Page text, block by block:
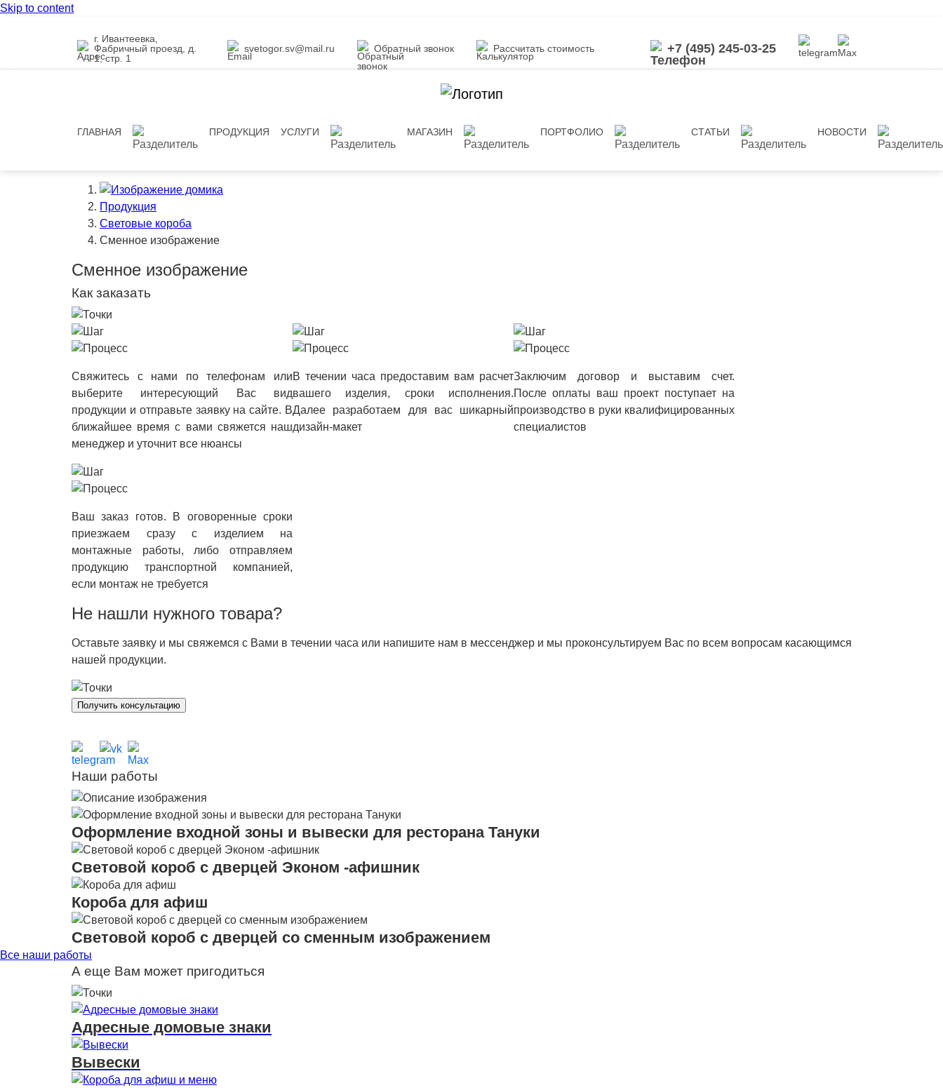
Skip to content
г. Ивантеевка,
Фабричный проезд, д.
1, стр. 1
svetogor.sv@mail.ru Обратный звонок Рассчитать стоимость +7 (495) 245-03-25
ГЛАВНАЯ ПРОДУКЦИЯ УСЛУГИ МАГАЗИН ПОРТФОЛИО СТАТЬИ НОВОСТИ
Продукция
Световые короба
Сменное изображение
Сменное изображение
Как заказать
Свяжитесь с нами по телефонам или
выберите интересующий Вас вид
продукции и отправьте заявку на сайте. В
ближайшее время с вами свяжется наш
менеджер и уточнит все нюансы
В течении часа предоставим вам расчет
вашего изделия, сроки исполнения.
Далее разработаем для вас шикарный
дизайн-макет
Заключим договор и выставим счет.
После оплаты ваш проект поступает на
производство в руки квалифицированных
специалистов
Ваш заказ готов. В оговоренные сроки
приезжаем сразу с изделием на
монтажные работы, либо отправляем
продукцию транспортной компанией,
если монтаж не требуется
Не нашли нужного товара?
Оставьте заявку и мы свяжемся с Вами в течении часа или напишите нам в мессенджер и мы проконсультируем Вас по всем вопросам касающимся
нашей продукции.
Получить консультацию
Наши работы
Оформление входной зоны и вывески для ресторана Тануки
Световой короб с дверцей Эконом -афишник
Короба для афиш
Световой короб с дверцей со сменным изображением
Все наши работы
А еще Вам может пригодиться
Адресные домовые знаки
Вывески